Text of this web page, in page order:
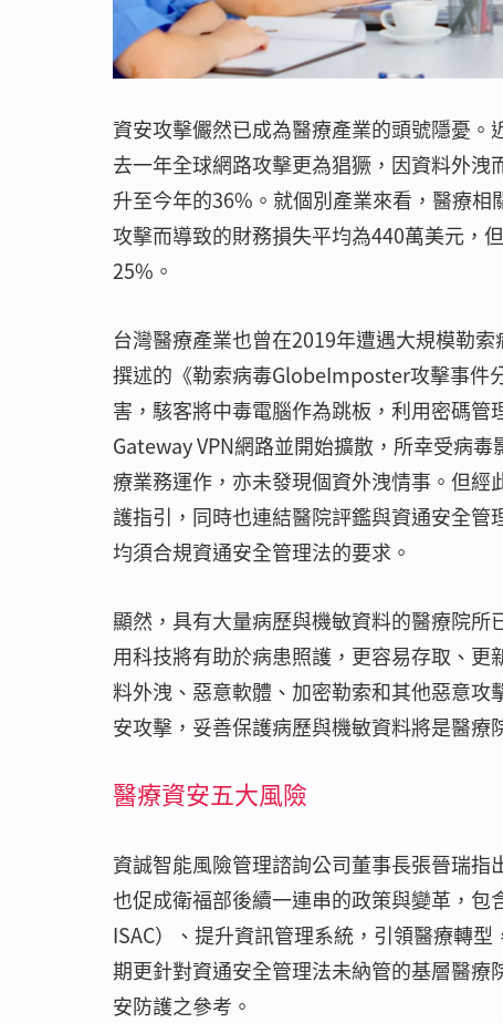
資安攻擊儼然已成為醫療產業的頭號隱憂
去一年全球網路攻擊更為猖獗，因資料外
升至今年的36%。就個別產業來看，醫療
攻擊而導致的財務損失平均為440萬美元，
25%。
台灣醫療產業也曾在2019年遭遇大規模勒
撰述的《勒索病毒GlobeImposter攻擊事件
害，駭客將中毒電腦作為跳板，利用密碼管
Gateway VPN網路並開始擴散，所幸受病
療業務運作，亦未發現個資外洩情事。但
護指引，同時也連結醫院評鑑與資通安全
均須合規資通安全管理法的要求。
顯然，具有大量病歷與機敏資料的醫療院
用科技將有助於病患照護，更容易存取、
料外洩、惡意軟體、加密勒索和其他惡意
安攻擊，妥善保護病歷與機敏資料將是醫療
醫療資安五大風險
資誠智能風險管理諮詢公司董事長張晉瑞指
也促成衛福部後續一連串的政策與變革，
ISAC）、提升資訊管理系統，引領醫療轉
期更針對資通安全管理法未納管的基層醫
安防護之參考。